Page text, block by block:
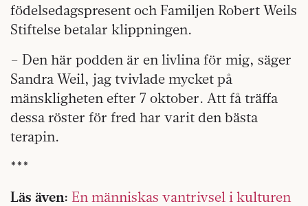
födelsedagspresent och Familjen Robert Weils
Stiftelse betalar klippningen.
– Den här podden är en livlina för mig, säger
Sandra Weil, jag tvivlade mycket på
mänskligheten efter 7 oktober. Att få träffa
dessa röster för fred har varit den bästa
terapin.
***
Läs även: En människas vantrivsel i kulturen